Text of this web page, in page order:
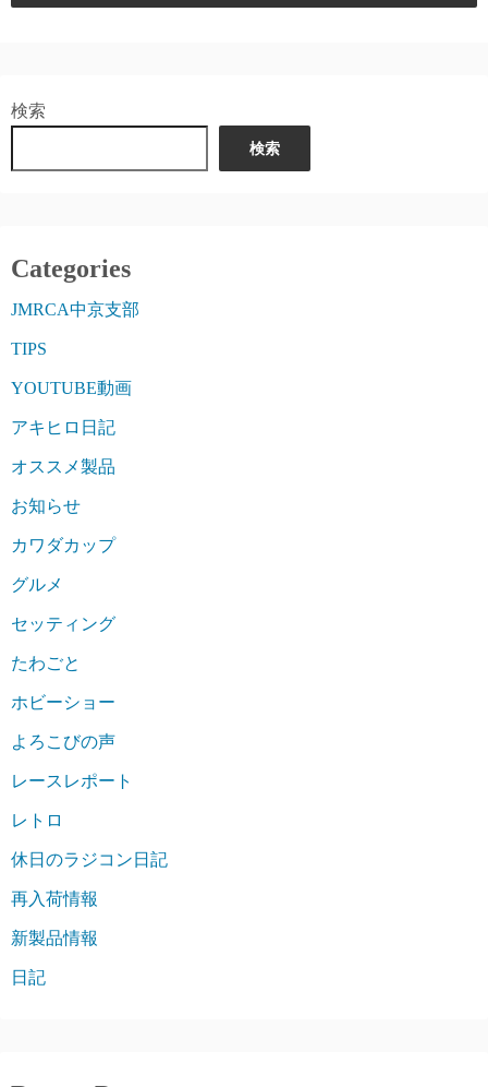
検索
検索
Categories
JMRCA中京支部
TIPS
YOUTUBE動画
アキヒロ日記
オススメ製品
お知らせ
カワダカップ
グルメ
セッティング
たわごと
ホビーショー
よろこびの声
レースレポート
レトロ
休日のラジコン日記
再入荷情報
新製品情報
日記